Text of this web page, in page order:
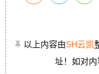
以上内容由SH云凯
址！如对内